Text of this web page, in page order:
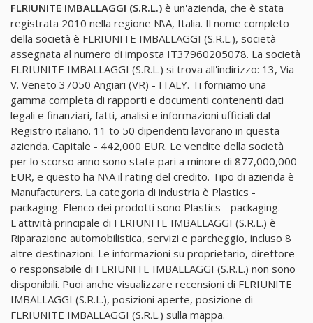
FLRIUNITE IMBALLAGGI (S.R.L.) è un'azienda, che è stata
registrata 2010 nella regione N\A, Italia. Il nome completo
della società è FLRIUNITE IMBALLAGGI (S.R.L.), società
assegnata al numero di imposta IT37960205078. La società
FLRIUNITE IMBALLAGGI (S.R.L.) si trova all'indirizzo: 13, Via
V. Veneto 37050 Angiari (VR) - ITALY. Ti forniamo una
gamma completa di rapporti e documenti contenenti dati
legali e finanziari, fatti, analisi e informazioni ufficiali dal
Registro italiano. 11 to 50 dipendenti lavorano in questa
azienda. Capitale - 442,000 EUR. Le vendite della società
per lo scorso anno sono state pari a minore di 877,000,000
EUR, e questo ha N\A il rating del credito. Tipo di azienda è
Manufacturers. La categoria di industria è Plastics -
packaging. Elenco dei prodotti sono Plastics - packaging.
L'attività principale di FLRIUNITE IMBALLAGGI (S.R.L.) è
Riparazione automobilistica, servizi e parcheggio, incluso 8
altre destinazioni. Le informazioni su proprietario, direttore
o responsabile di FLRIUNITE IMBALLAGGI (S.R.L.) non sono
disponibili. Puoi anche visualizzare recensioni di FLRIUNITE
IMBALLAGGI (S.R.L.), posizioni aperte, posizione di
FLRIUNITE IMBALLAGGI (S.R.L.) sulla mappa.